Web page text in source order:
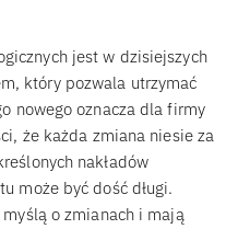
jest w dzisiejszych
który pozwala utrzymać
nowego oznacza dla firmy
że każda zmiana niesie za
nakładów
może być dość długi.
o zmianach i mają